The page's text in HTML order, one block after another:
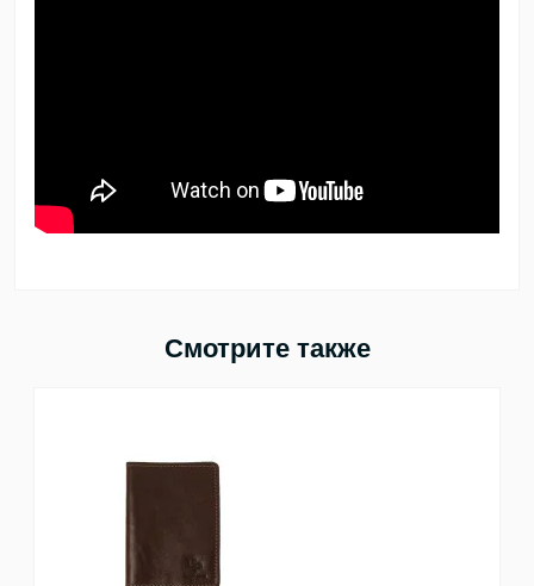
Смотрите также